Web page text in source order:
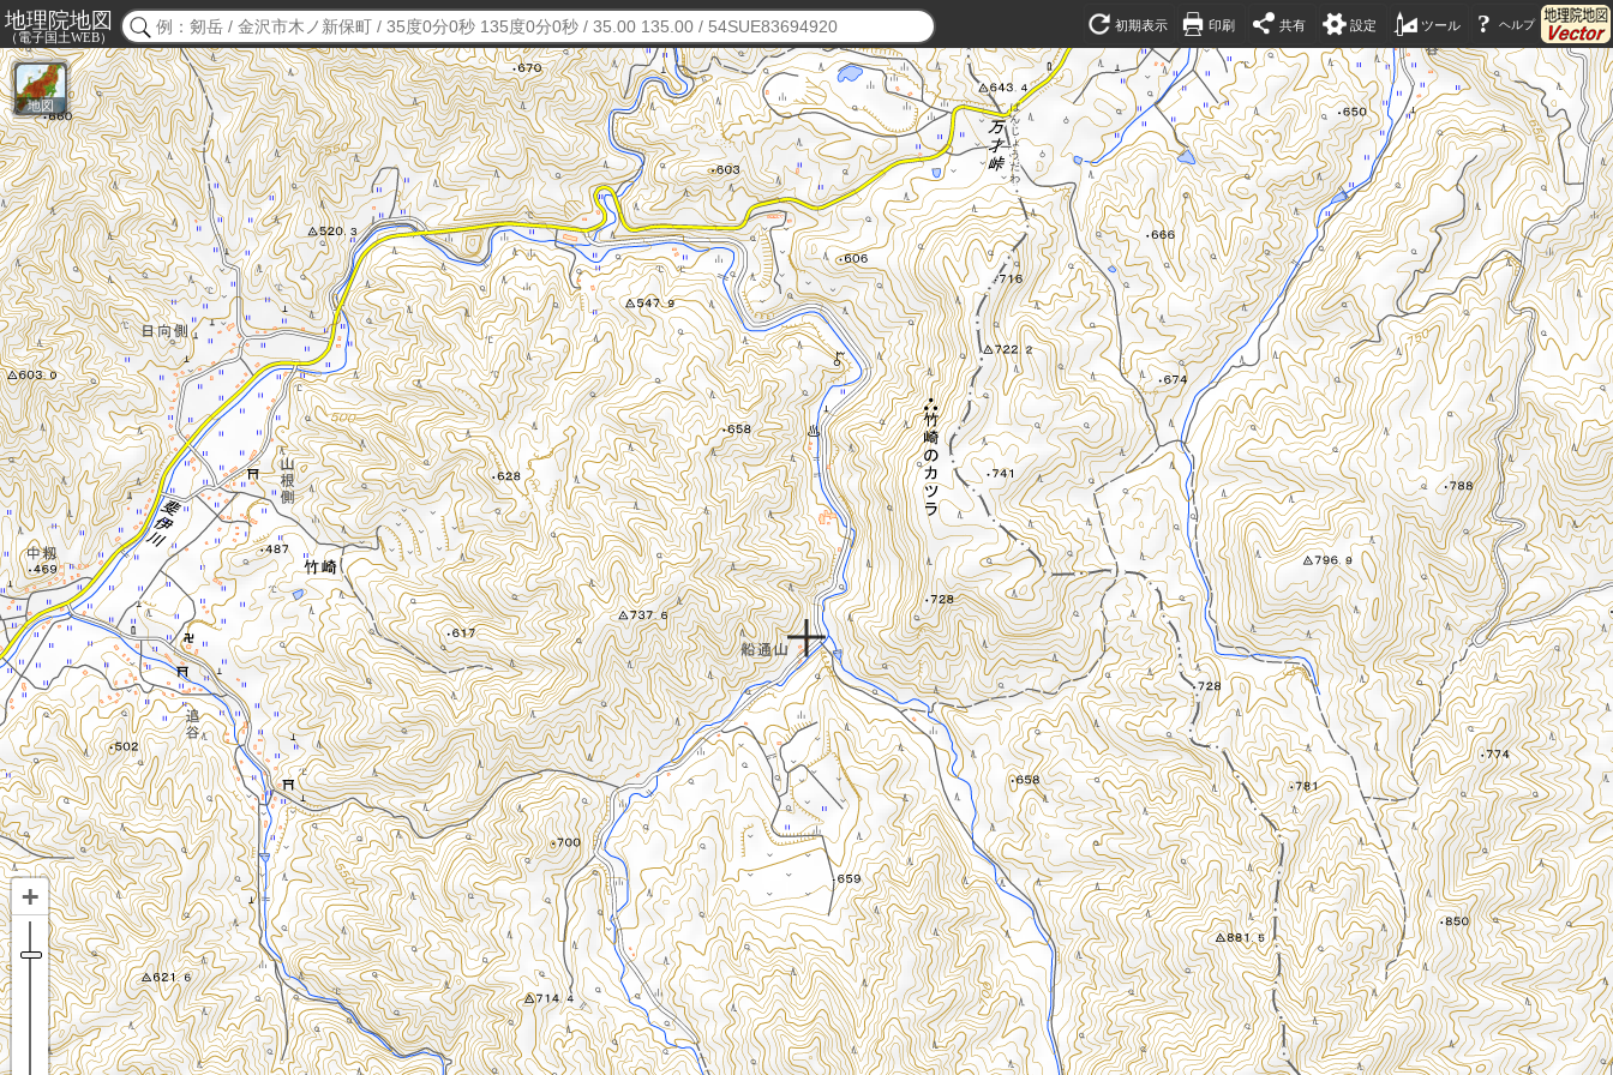
地理院地図
（電子国土WEB）
初期表示 印刷 共有 設定 ツール ? ヘルプ
地図